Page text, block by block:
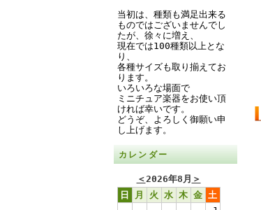
当初は、種類も満足出来る
ものではございませんでし
たが、徐々に増え、
現在では100種類以上とな
り、
各種サイズも取り揃えてお
ります。
いろいろな場面で
ミニチュア楽器をお使い頂
ければ幸いです。
どうぞ、よろしく御願い申
し上げます。
カレンダー
＜2026年8月 ＞
日
月 火 水 木 金 土